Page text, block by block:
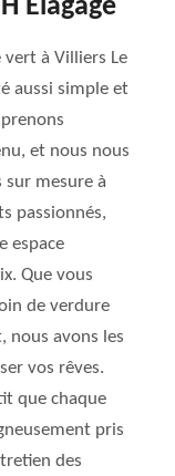
Elagage
à Villiers Le
aussi simple et
et nous nous
sur mesure à
passionnés,
espace
Que vous
de verdure
nous avons les
vos rêves.
que chaque
pris
des